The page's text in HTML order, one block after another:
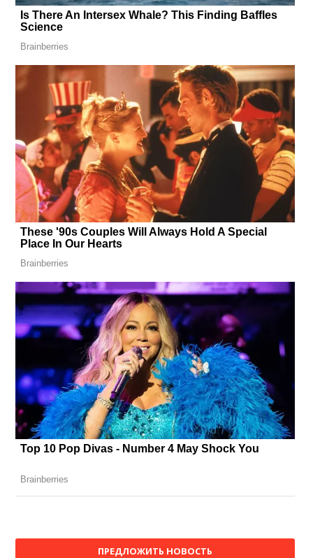
ПРЕДЛОЖИТЬ НОВОСТЬ